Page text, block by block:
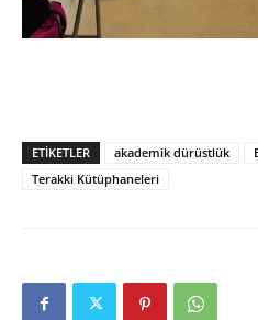
ETIKETLER akademik dürüstlük
Terakki Kütüphaneleri